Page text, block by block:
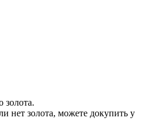
золота.
нет золота, можете докупить у